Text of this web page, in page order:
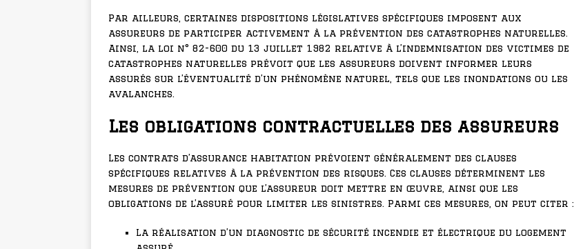
Par ailleurs, certaines dispositions législatives spécifiques imposent aux
assureurs de participer activement à la prévention des catastrophes naturelles.
Ainsi, la loi n° 82-600 du 13 juillet 1982 relative à l’indemnisation des victimes de
catastrophes naturelles prévoit que les assureurs doivent informer leurs
assurés sur l’éventualité d’un phénomène naturel, tels que les inondations ou les
avalanches.
Les obligations contractuelles des assureurs
Les contrats d’assurance habitation prévoient généralement des clauses
spécifiques relatives à la prévention des risques. Ces clauses déterminent les
mesures de prévention que l’assureur doit mettre en œuvre, ainsi que les
obligations de l’assuré pour limiter les sinistres. Parmi ces mesures, on peut citer :
La réalisation d’un diagnostic de sécurité incendie et électrique du logement